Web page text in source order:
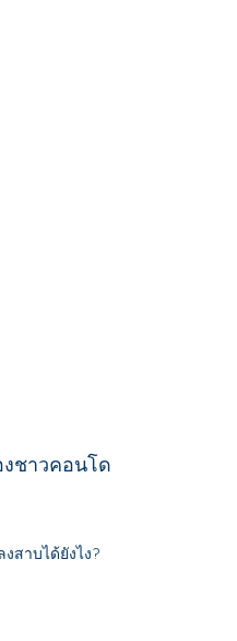
ชาวคอนโด
สาบได้ยังไง?